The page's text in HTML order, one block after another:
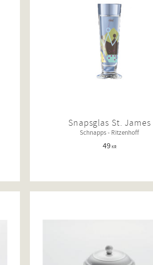
Snapsglas St. James
Schnapps - Ritzenhoff
49KR